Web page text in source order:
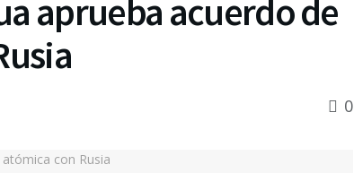
aprueba acuerdo de
0